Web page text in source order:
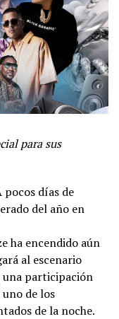
para sus
pocos días de
del año en
ha encendido aún
al escenario
una participación
de los
de la noche.